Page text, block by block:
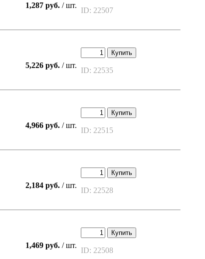
1,287 руб. / шт.
ID: 22507
5,226 руб. / шт.
Купить
ID: 22535
4,966 руб. / шт.
Купить
ID: 22515
2,184 руб. / шт.
Купить
ID: 22528
1,469 руб. / шт.
Купить
ID: 22508